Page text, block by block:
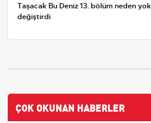
Taşacak Bu Deniz 13. bölüm neden
değiştirdi
ÇOK OKUNAN HABERLER